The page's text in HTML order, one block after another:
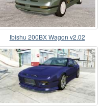
Ibishu 200BX Wagon v2.02